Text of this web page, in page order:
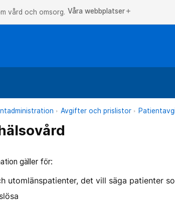
vård och omsorg. Våra webbplatser add
Avgifter och prislistor
gäller för:
utomlänspatienter, det vill säga patienter